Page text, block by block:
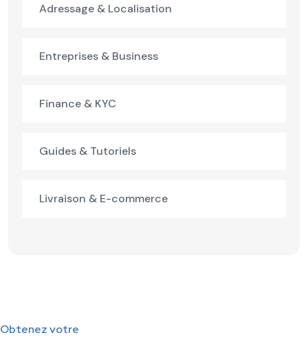
Adressage & Localisation
Entreprises & Business
Finance & KYC
Guides & Tutoriels
Livraison & E-commerce
Obtenez votre